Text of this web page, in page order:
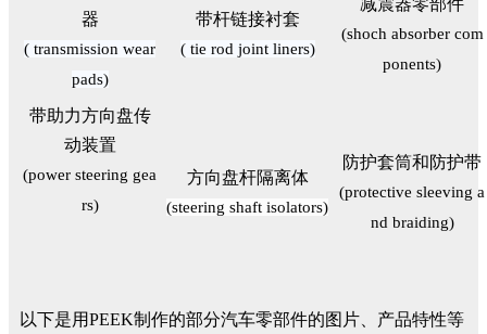
器
( transmission wear
pads)
带杆链接衬套
( tie rod joint liners)
减震器零部件
(shoch absorber com
ponents)
带助力方向盘传
动装置
(power steering gea
rs)
方向盘杆隔离体
(steering shaft isolators)
防护套筒和防护带
(protective sleeving a
nd braiding)
以下是用PEEK制作的部分汽车零部件的图片、产品特性等